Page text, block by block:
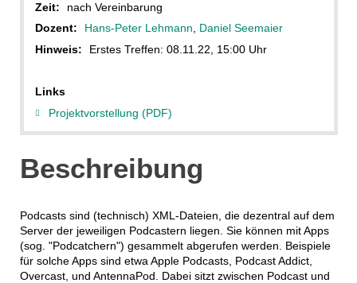
Zeit:
nach Vereinbarung
Dozent:
Hans-Peter Lehmann, Daniel Seemaier
Hinweis:
Erstes Treffen: 08.11.22, 15:00 Uhr
Links
Projektvorstellung (PDF)
Beschreibung
Podcasts sind (technisch) XML-Dateien, die dezentral auf dem
Server der jeweiligen Podcastern liegen. Sie können mit Apps
(sog. "Podcatchern") gesammelt abgerufen werden. Beispiele
für solche Apps sind etwa Apple Podcasts, Podcast Addict,
Overcast, und AntennaPod. Dabei sitzt zwischen Podcast und